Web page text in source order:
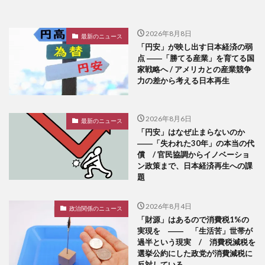
最新のニュース 2026年8月8日
「円安」が映し出す日本経済の弱
点 ――「勝てる産業」を育てる国
家戦略へ / アメリカとの産業競争
力の差から考える日本再生
最新のニュース 2026年8月6日
「円安」はなぜ止まらないのか
――「失われた30年」の本当の代
償 / 官民協調からイノベーショ
ン政策まで、日本経済再生への課
題
政治関係のニュース 2026年8月4日
「財源」はあるので消費税1%の
実現を ―― 「生活苦」世帯が
過半という現実 / 消費税減税を
選挙公約にした政党が消費減税に